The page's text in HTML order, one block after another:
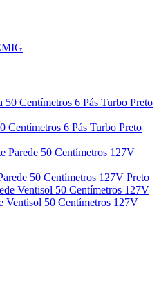
Centímetros 6 Pás Turbo Preto
50 Centímetros 127V Preto
Ventisol 50 Centímetros 127V